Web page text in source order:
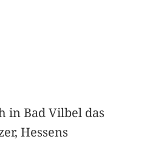
in Bad Vilbel das
Hessens